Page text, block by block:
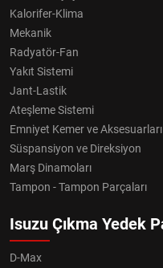
Kalorifer-Klima
Mekanik
Radyatör-Fan
Yakıt Sistemi
Jant-Lastik
Ateşleme Sistemi
Emniyet Kemer ve Aksesuarları
Süspansiyon ve Direksiyon
Marş Dinamoları
Tampon - Tampon Parçaları
Isuzu Çıkma Yedek
D-Max